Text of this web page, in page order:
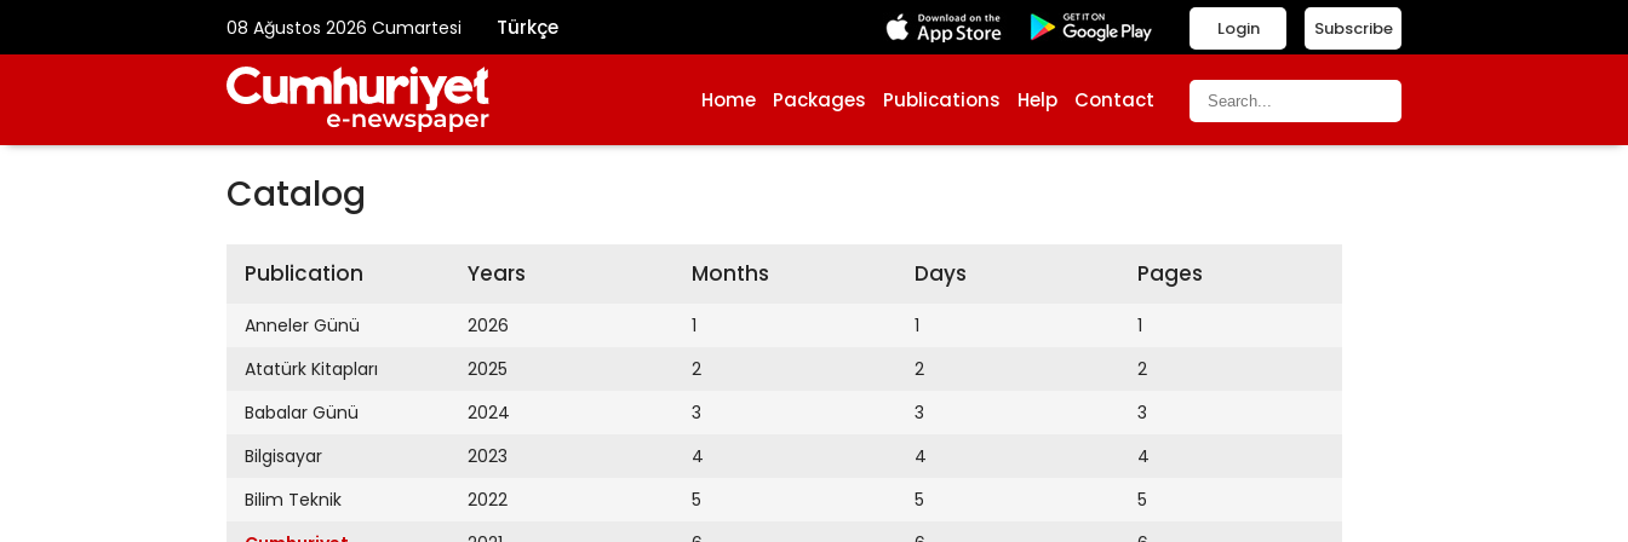
08 Ağustos 2026 Cumartesi Türkçe Subscribe
Login
Home Packages Publications Help Contact
Catalog
Publication
Anneler Günü
Atatürk Kitapları
Babalar Günü
Bilgisayar
Bilim Teknik
Years
2026
2025
2024
2023
2022
Months
1
2
3
4
5
Days
1
2
3
4
5
Pages
1
2
3
4
5